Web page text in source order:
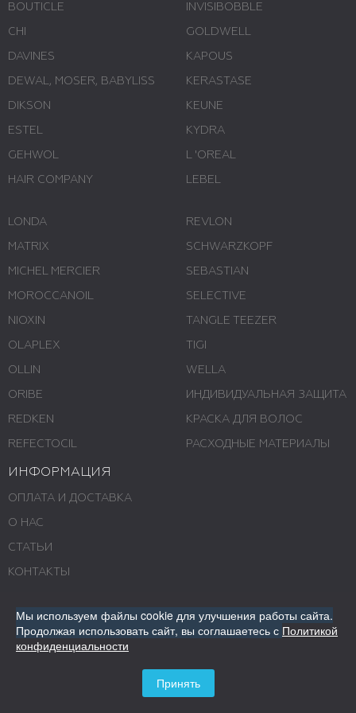
BOUTICLE
CHI
DAVINES
DEWAL, MOSER, BABYLISS
DIKSON
ESTEL
GEHWOL
HAIR COMPANY
INVISIBOBBLE
GOLDWELL
KAPOUS
KERASTASE
KEUNE
KYDRA
L 'ОREAL
LEBEL
LONDA
MATRIX
MICHEL MERCIER
MOROCCANOIL
NIOXIN
OLAPLEX
OLLIN
ORIBE
REDKEN
REFECTOCIL
REVLON
SCHWARZKOPF
SEBASTIAN
SELECTIVE
TANGLE TEEZER
TIGI
WELLA
ИНДИВИДУАЛЬНАЯ ЗАЩИТА
КРАСКА ДЛЯ ВОЛОС
РАСХОДНЫЕ МАТЕРИАЛЫ
ИНФОРМАЦИЯ
ОПЛАТА И ДОСТАВКА
О НАС
СТАТЬИ
КОНТАКТЫ
СИСТЕМА СКИДОК
КАРТА САЙТА
Мы используем файлы cookie для улучшения работы сайта.
Продолжая использовать сайт, вы соглашаетесь с Политикой
конфиденциальности
Принять